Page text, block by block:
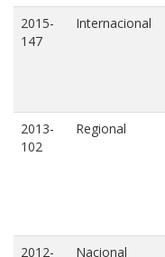
2015-
147
Internacional
2013-
102
Regional
2012-
Nacional